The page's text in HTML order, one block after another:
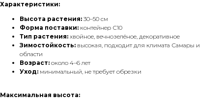
Характеристики:
Высота растения: 30–50 см
Форма поставки: контейнер С10
Тип растения: хвойное, вечнозелёное, декоративное
Зимостойкость: высокая, подходит для климата Самары и
области
Возраст: около 4–6 лет
Уход: минимальный, не требует обрезки
Максимальная высота: